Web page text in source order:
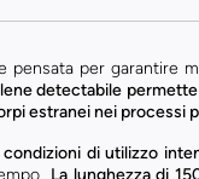
per garantire
detectabile
estranei nei processi
di utilizzo
La lunghezza di